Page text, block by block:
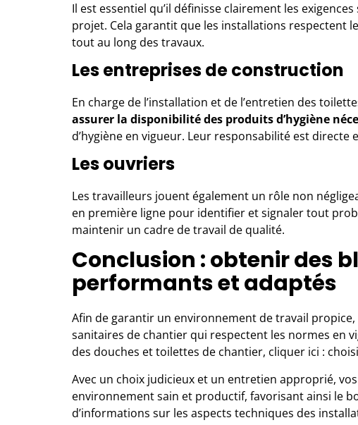
Il est essentiel qu’il définisse clairement les
projet. Cela garantit que les installations respectent
tout au long des travaux.
Les entreprises de construction
En charge de l’installation et de l’entretien des
assurer la disponibilité des produits d’hygiène
d’hygiène en vigueur. Leur responsabilité est
Les ouvriers
Les travailleurs jouent également un rôle non
en première ligne pour identifier et signaler tout
maintenir un cadre de travail de qualité.
Conclusion : obtenir des
performants et adaptés
Afin de garantir un environnement de travail
sanitaires de chantier qui respectent les normes en
des douches et toilettes de chantier, cliquer ici :
Avec un choix judicieux et un entretien approprié,
environnement sain et productif, favorisant ainsi le
d’informations sur les aspects techniques des